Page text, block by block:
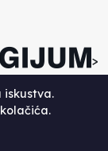
>
Školegijum.
iskustva.